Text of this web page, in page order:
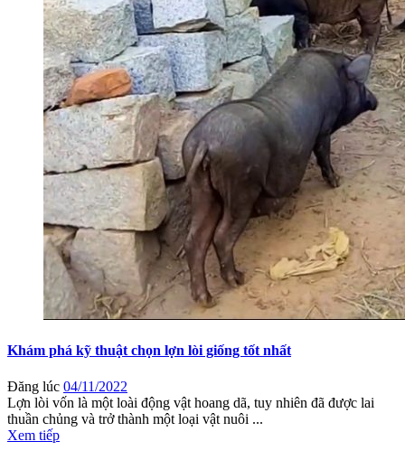
Khám phá kỹ thuật chọn lợn lòi giống tốt nhất
Đăng lúc 04/11/2022
Lợn lòi vốn là một loài động vật hoang dã, tuy nhiên đã được lai
thuần chủng và trở thành một loại vật nuôi ...
Xem tiếp